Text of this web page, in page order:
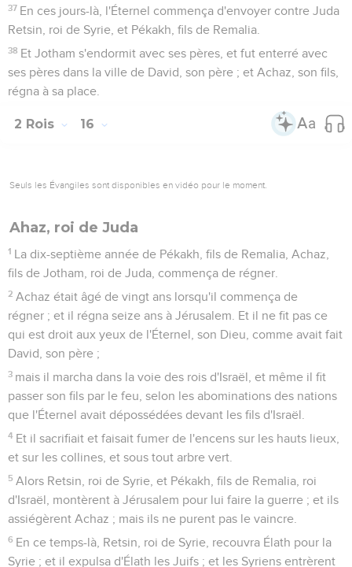
37 En ces jours-là, l'Éternel commença d'envoyer contre Juda
Retsin, roi de Syrie, et Pékakh, fils de Remalia.
38 Et Jotham s'endormit avec ses pères, et fut enterré avec
ses pères dans la ville de David, son père ; et Achaz, son fils,
régna à sa place.
2 Rois 16
Seuls les Évangiles sont disponibles en vidéo pour le moment.
Ahaz, roi de Juda
1 La dix-septième année de Pékakh, fils de Remalia, Achaz,
fils de Jotham, roi de Juda, commença de régner.
2 Achaz était âgé de vingt ans lorsqu'il commença de
régner ; et il régna seize ans à Jérusalem. Et il ne fit pas ce
qui est droit aux yeux de l'Éternel, son Dieu, comme avait fait
David, son père ;
3 mais il marcha dans la voie des rois d'Israël, et même il fit
passer son fils par le feu, selon les abominations des nations
que l'Éternel avait dépossédées devant les fils d'Israël.
4 Et il sacrifiait et faisait fumer de l'encens sur les hauts lieux,
et sur les collines, et sous tout arbre vert.
5 Alors Retsin, roi de Syrie, et Pékakh, fils de Remalia, roi
d'Israël, montèrent à Jérusalem pour lui faire la guerre ; et ils
assiégèrent Achaz ; mais ils ne purent pas le vaincre.
6 En ce temps-là, Retsin, roi de Syrie, recouvra Élath pour la
Syrie ; et il expulsa d'Élath les Juifs ; et les Syriens entrèrent